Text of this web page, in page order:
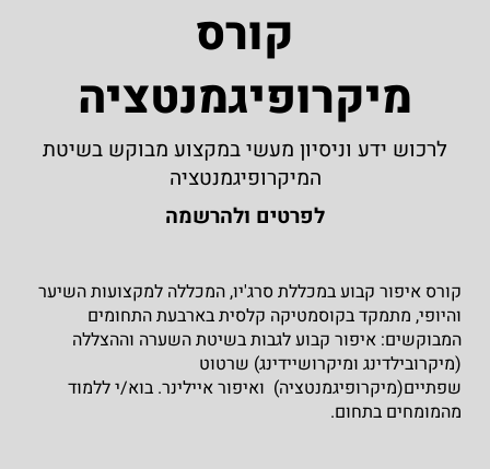
קורס
מיקרופיגמנטציה
לרכוש ידע וניסיון מעשי במקצוע מבוקש בשיטת
המיקרופיגמנטציה
לפרטים ולהרשמה
קורס איפור קבוע במכללת סרג'יו, המכללה למקצועות השיער
והיופי, מתמקד בקוסמטיקה קלסית בארבעת התחומים
המבוקשים: איפור קבוע לגבות בשיטת השערה וההצללה
(מיקרובילדינג ומיקרושיידינג) שרטוט
שפתיים(מיקרופיגמנטציה) ואיפור איילינר. בוא/י ללמוד
מהמומחים בתחום.